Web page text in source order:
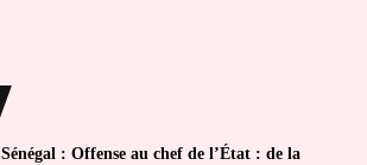
Sénégal : Offense au chef de l’État : de la